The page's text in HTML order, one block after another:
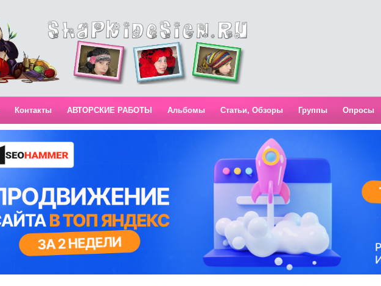
Контакты АВТОРСКИЕ РАБОТЫ Альбомы Статьи, Обзоры Группы Опросы